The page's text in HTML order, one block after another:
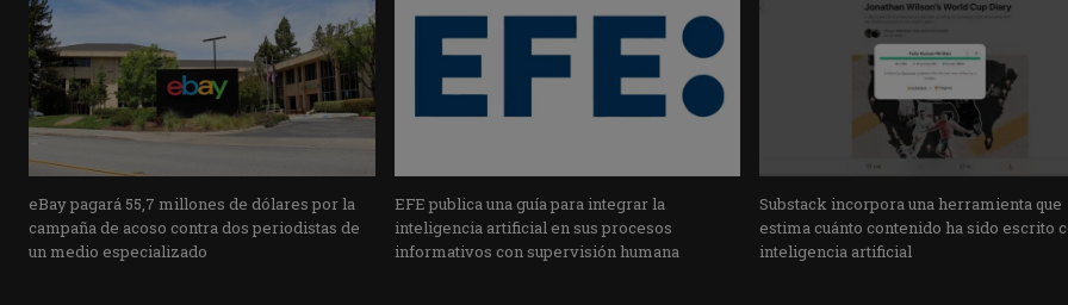
eBay pagará 55,7 millones de dólares por la
campaña de acoso contra dos periodistas de
un medio especializado
EFE publica una guía para integrar la
inteligencia artificial en sus procesos
informativos con supervisión humana
Substack incorpora una herramienta que
estima cuánto contenido ha sido escrito
inteligencia artificial